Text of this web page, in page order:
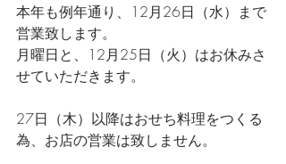
本年も例年通り、12月26日（水）まで
営業致します。
月曜日と、12月25日（火）はお休みさ
せていただきます。
27日（木）以降はおせち料理をつくる
為、お店の営業は致しません。